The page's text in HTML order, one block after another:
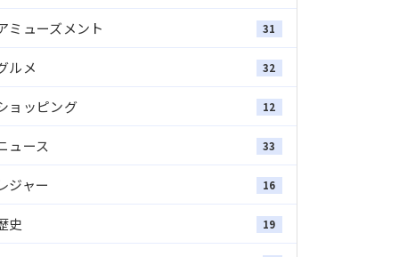
ミューズメント 31
ルメ 32
ョッピング 12
ュース 33
ジャー 16
史 19